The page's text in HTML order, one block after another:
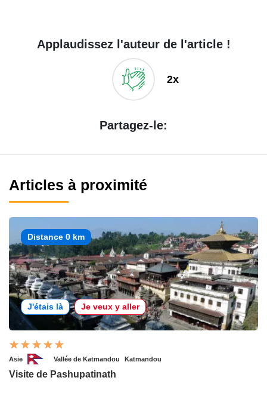
Applaudissez l'auteur de l'article !
2x
Partagez-le:
Articles à proximité
Distance 0 km
J'étais là Je veux y aller
Asie Vallée de Katmandou Katmandou
Visite de Pashupatinath